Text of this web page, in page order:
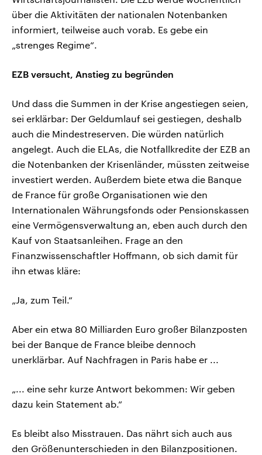
über die Aktivitäten der nationalen Notenbanken
informiert, teilweise auch vorab. Es gebe ein
„strenges Regime“.
EZB versucht, Anstieg zu begründen
Und dass die Summen in der Krise angestiegen seien,
sei erklärbar: Der Geldumlauf sei gestiegen, deshalb
auch die Mindestreserven. Die würden natürlich
angelegt. Auch die ELAs, die Notfallkredite der EZB an
die Notenbanken der Krisenländer, müssten zeitweise
investiert werden. Außerdem biete etwa die Banque
de France für große Organisationen wie den
Internationalen Währungsfonds oder Pensionskassen
eine Vermögensverwaltung an, eben auch durch den
Kauf von Staatsanleihen. Frage an den
Finanzwissenschaftler Hoffmann, ob sich damit für
ihn etwas kläre:
„Ja, zum Teil.“
Aber ein etwa 80 Milliarden Euro großer Bilanzposten
bei der Banque de France bleibe dennoch
unerklärbar. Auf Nachfragen in Paris habe er ...
„... eine sehr kurze Antwort bekommen: Wir geben
dazu kein Statement ab.“
Es bleibt also Misstrauen. Das nährt sich auch aus
den Größenunterschieden in den Bilanzpositionen.